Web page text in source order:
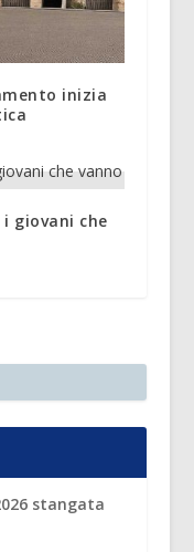
inizia
giovani che
stangata